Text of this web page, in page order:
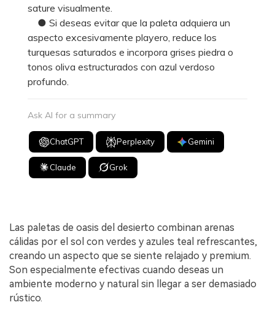
sature visualmente.
● Si deseas evitar que la paleta adquiera un
aspecto excesivamente playero, reduce los
turquesas saturados e incorpora grises piedra o
tonos oliva estructurados con azul verdoso
profundo.
Ask AI for a summary
ChatGPT Perplexity Gemini
Claude Grok
Las paletas de oasis del desierto combinan arenas
cálidas por el sol con verdes y azules teal refrescantes,
creando un aspecto que se siente relajado y premium.
Son especialmente efectivas cuando deseas un
ambiente moderno y natural sin llegar a ser demasiado
rústico.